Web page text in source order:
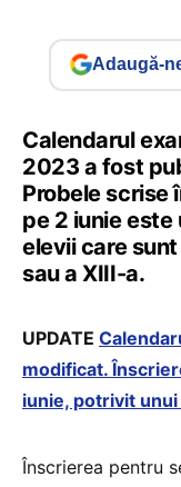
Adaugă-
Calendarul
2023 a fost
Probele scrise
pe 2 iunie
elevii care
sau a XIII-a.
UPDATE
modificat.
iunie, potrivit
Înscrierea pentru